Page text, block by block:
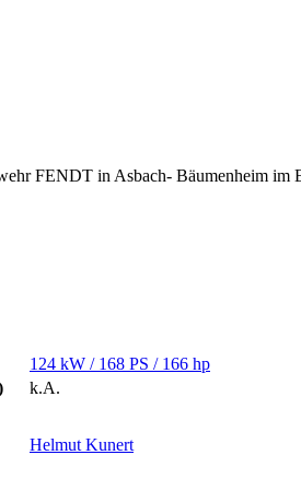
FENDT in Asbach- Bäumenheim im
124 kW / 168 PS / 166 hp
k.A.
Helmut Kunert